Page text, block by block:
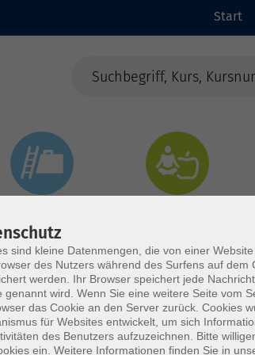
Start
sind kleine Datenmengen, die von einer
des Nutzers während des Surfens auf dem
werden. Ihr Browser speichert jede
genannt wird. Wenn Sie eine weitere Seite vom
das Cookie an den Server zurück. Cookies
für Websites entwickelt, um sich
des Benutzers aufzuzeichnen. Bitte
ein. Weitere Informationen finden Sie in